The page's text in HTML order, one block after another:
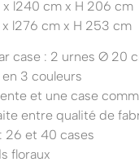
l240 cm x H 206 cm
l276 cm x H 253 cm
case : 2 urnes Ø 20
3 couleurs
et une case
entre qualité de
26 et 40 cases
floraux